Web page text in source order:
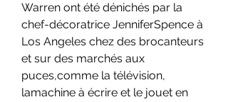
Warren ont été dénichés par la
chef-décoratrice JenniferSpence à
Los Angeles chez des brocanteurs
et sur des marchés aux
puces,comme la télévision,
lamachine à écrire et le jouet en